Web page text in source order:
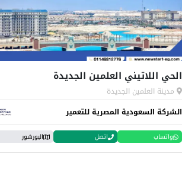
الحي اللاتيني العلمين الجديدة
مدينة العلمين الجديدة
الشركة السعودية المصرية للتعمير
واتساب اتصل البورشور